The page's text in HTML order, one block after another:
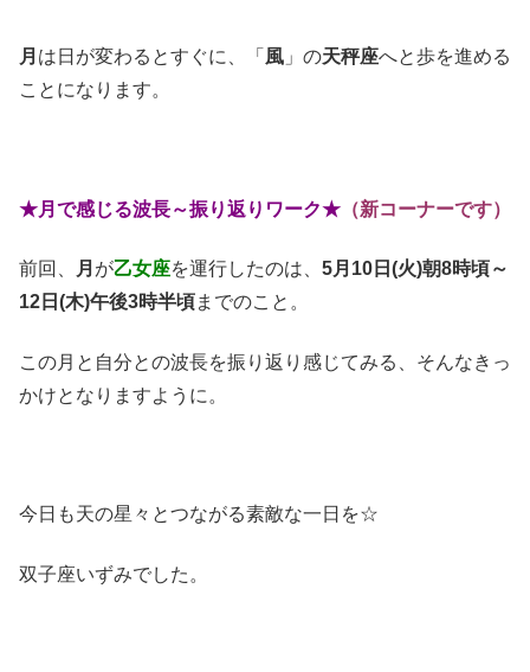
月 は日が変わるとすぐに、「 風 」の天秤座へと歩を進める
ことになります。
★月で感じる波長～振り返りワーク★ （新コーナーです）
前回、 月 が乙女座を運行したのは、 5月10日(火)朝8時頃～
12日(木)午後3時半頃までのこと。
この月と自分との波長を振り返り感じてみる、そんなきっ
かけとなりますように。
今日も天の星々とつながる素敵な一日を☆
双子座いずみでした。